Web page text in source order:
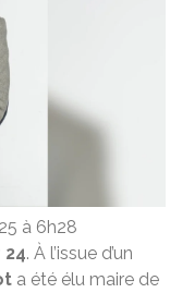
à 6h28
24. À l’issue d’un
a été élu maire de